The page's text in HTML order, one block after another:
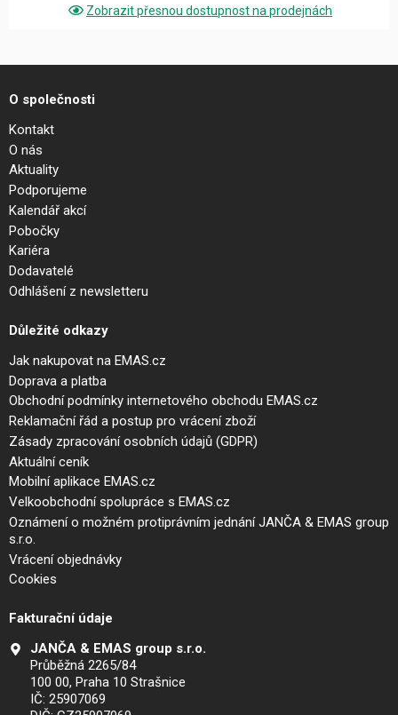
Zobrazit přesnou dostupnost na prodejnách
O společnosti
Kontakt
O nás
Aktuality
Podporujeme
Kalendář akcí
Pobočky
Kariéra
Dodavatelé
Odhlášení z newsletteru
Důležité odkazy
Jak nakupovat na EMAS.cz
Doprava a platba
Obchodní podmínky internetového obchodu EMAS.cz
Reklamační řád a postup pro vrácení zboží
Zásady zpracování osobních údajů (GDPR)
Aktuální ceník
Mobilní aplikace EMAS.cz
Velkoobchodní spolupráce s EMAS.cz
Oznámení o možném protiprávním jednání JANČA & EMAS group
s.r.o.
Vrácení objednávky
Cookies
Fakturační údaje
JANČA & EMAS group s.r.o.
Průběžná 2265/84
100 00, Praha 10 Strašnice
IČ: 25907069